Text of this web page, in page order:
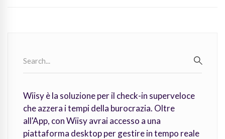
for:
Wiisy è la soluzione per il check-in superveloce
che azzera i tempi della burocrazia. Oltre
all'App, con Wiisy avrai accesso a una
piattaforma desktop per gestire in tempo reale